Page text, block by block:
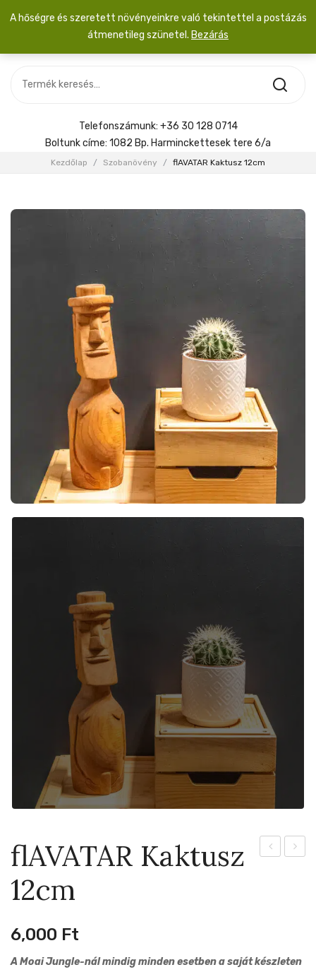
SZOBANÖVÉNY
KIEGÉSZÍTŐK
Menyasszonyi csokor
Telefonszámunk: +36 30 128 0714
Boltunk címe: 1082 Bp. Harminckettesek tere 6/a
Kezdőlap / Szobanövény / flAVATAR Kaktusz 12cm
flAVATAR Kaktusz
12cm
6,000 Ft
A Moai Jungle-nál mindig minden esetben a saját készleten
A hőségre és szeretett növényeinkre való tekintettel a postázás
átmenetileg szünetel. Bezárás